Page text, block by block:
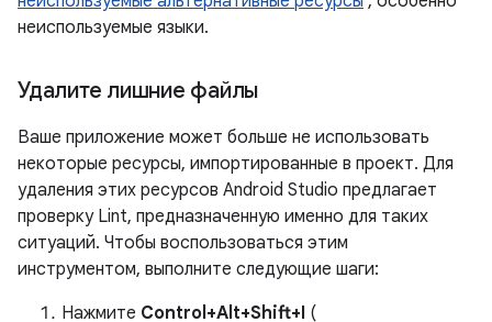
неиспользуемые языки.
Удалите лишние файлы
Ваше приложение может больше не использовать
некоторые ресурсы, импортированные в проект. Для
удаления этих ресурсов Android Studio предлагает
проверку Lint, предназначенную именно для таких
ситуаций. Чтобы воспользоваться этим
инструментом, выполните следующие шаги:
Нажмите Control+Alt+Shift+I (